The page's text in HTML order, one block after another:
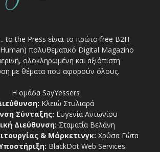
to the Press είναι το πρώτο free Β2Η
πολυθεματικό Digital Magazino
ολοκληρωμένη και αξιόπιστη
με θέματα που αφορούν όλους.
Η ομάδα SayYessers
Κλειώ Στυλιαρά
Σύνταξης: Ευγενία Αντωνίου
Διεύθυνση: Σταματία Βελάνη
& Μάρκετινγκ: Χρύσα Γώτα
BlackDot Web Services